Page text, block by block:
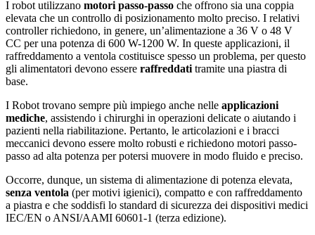
I robot utilizzano motori passo-passo che offrono sia una coppia
elevata che un controllo di posizionamento molto preciso. I relativi
controller richiedono, in genere, un’alimentazione a 36 V o 48 V
CC per una potenza di 600 W-1200 W. In queste applicazioni, il
raffreddamento a ventola costituisce spesso un problema, per questo
gli alimentatori devono essere raffreddatitramite una piastra di
base.
I Robot trovano sempre più impiego anche nelle applicazioni
mediche, assistendo i chirurghi in operazioni delicate o aiutando i
pazienti nella riabilitazione. Pertanto, le articolazioni e i bracci
meccanici devono essere molto robusti e richiedono motori passo-
passo ad alta potenza per potersi muovere in modo fluido e preciso.
Occorre, dunque, un sistema di alimentazione di potenza elevata,
senza ventola (per motivi igienici), compatto e con raffreddamento
a piastra e che soddisfi lo standard di sicurezza dei dispositivi medici
IEC/EN o ANSI/AAMI 60601-1 (terza edizione).